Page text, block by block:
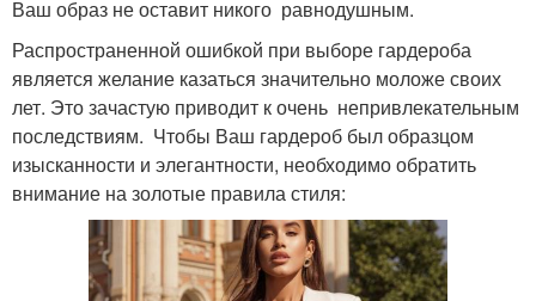
Ваш образ не оставит никого равнодушным.
Распространенной ошибкой при выборе гардероба
является желание казаться значительно моложе своих
лет. Это зачастую приводит к очень непривлекательным
последствиям. Чтобы Ваш гардероб был образцом
изысканности и элегантности, необходимо обратить
внимание на золотые правила стиля: